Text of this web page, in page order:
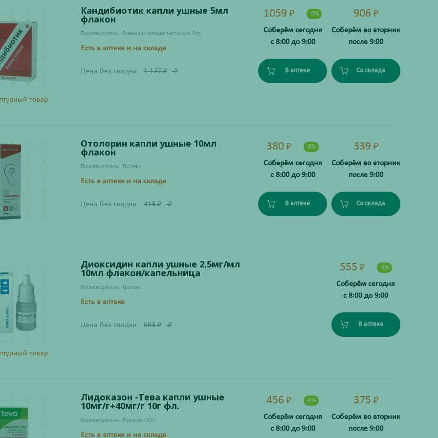
товар
Кандибиотик капли ушные 5мл
флакон
Производитель: Гленмарк Фармасьютикалз Лтд.
Есть в аптеке и на складе
Цена без скидки 1 127₽ ₽
1059 ₽ -6%
Соберём сегодня
с 8:00 до 9:00
В аптеке
906 ₽
Соберём во вторник
после 9:00
Со склада
Отолорин капли ушные 10мл
флакон
Производитель: Гротекс
Есть в аптеке и на складе
Цена без скидки 413₽ ₽
380 ₽ -8%
Соберём сегодня
с 8:00 до 9:00
В аптеке
339 ₽
Соберём во вторник
после 9:00
Со склада
товар
Диоксидин капли ушные 2,5мг/мл
10мл флакон/капельница
Производитель: Гротекс
Есть в аптеке
Цена без скидки 603₽ ₽
555 ₽ -8%
Соберём сегодня
с 8:00 до 9:00
В аптеке
Лидоказон -Тева капли ушные
10мг/г+40мг/г 10г фл.
Производитель: Рубикон ООО
Есть в аптеке и на складе
456 ₽ -8%
Соберём сегодня
с 8:00 до 9:00
375 ₽
Соберём во вторник
после 9:00